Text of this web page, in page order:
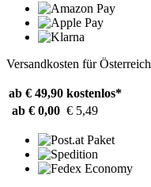
Versandkosten für Österreich
ab € 49,90 kostenlos*
ab € 0,00 € 5,49